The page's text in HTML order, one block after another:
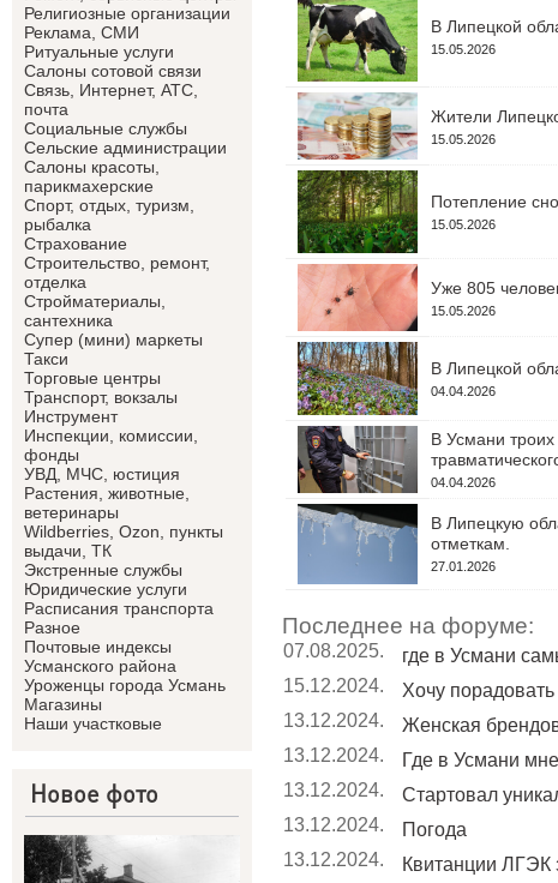
Религиозные организации
Реклама, СМИ
Ритуальные услуги
Салоны сотовой связи
Связь, Интернет, АТС,
почта
Социальные службы
Сельские администрации
Салоны красоты,
парикмахерские
Спорт, отдых, туризм,
рыбалка
Страхование
Строительство, ремонт,
отделка
Cтройматериалы,
сантехника
Супер (мини) маркеты
Такси
Торговые центры
Транспорт, вокзалы
Инструмент
Инспекции, комиссии,
фонды
УВД, МЧС, юстиция
Растения, животные,
ветеринары
Wildberries, Ozon, пункты
выдачи, ТК
Экстренные службы
Юридические услуги
Расписания транспорта
Разное
Почтовые индексы
Усманского района
Уроженцы города Усмань
Магазины
Наши участковые
Новое фото
В Липецкой
15.05.2026
Жители
15.05.2026
Потепление
15.05.2026
Уже 805
15.05.2026
В Липецкой
04.04.2026
В Усмани троих
04.04.2026
В Липецкую
отметкам.
27.01.2026
Последнее на форуме:
07.08.2025.
где в Усмани
15.12.2024.
Хочу
13.12.2024.
Женская
13.12.2024.
Где в Усмани
13.12.2024.
Стартовал
13.12.2024.
Погода
13.12.2024.
Квитанции ЛГЭК